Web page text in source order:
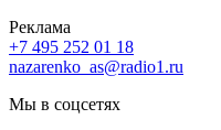
Реклама
+7 495 252 01 18
nazarenko_as@radio1.ru
Мы в соцсетях